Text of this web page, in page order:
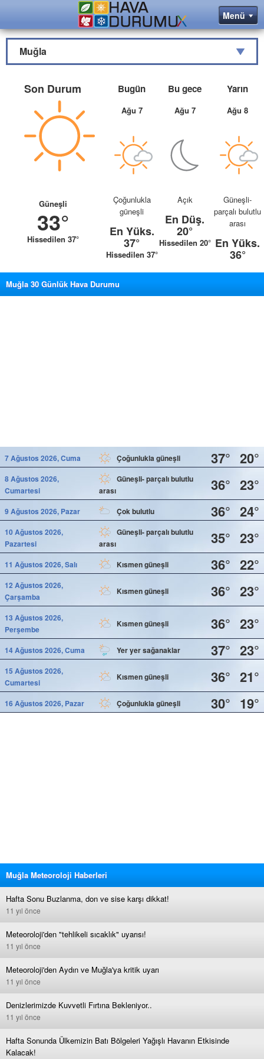
Muğla
Son Durum
Güneşli
33°
Hissedilen 37°
Bugün
Ağu 7
Çoğunlukla
güneşli
En Yüks.
37°
Hissedilen 37°
Bu gece
Ağu 7
Açık
En Düş.
20°
Hissedilen 20°
Yarın
Ağu 8
Güneşli-
parçalı bulutlu
arası
En Yüks.
36°
Muğla 30 Günlük Hava Durumu
7 Ağustos 2026, Cuma Çoğunlukla güneşli 37° 20°
8 Ağustos 2026,
Cumartesi
Güneşli- parçalı bulutlu
arası
36° 23°
9 Ağustos 2026, Pazar Çok bulutlu 36° 24°
10 Ağustos 2026,
Pazartesi
Güneşli- parçalı bulutlu
arası
35° 23°
11 Ağustos 2026, Salı Kısmen güneşli 36° 22°
12 Ağustos 2026,
Çarşamba
Kısmen güneşli 36° 23°
13 Ağustos 2026,
Perşembe
Kısmen güneşli 36° 23°
14 Ağustos 2026, Cuma Yer yer sağanaklar 37° 23°
15 Ağustos 2026,
Cumartesi
Kısmen güneşli 36° 21°
16 Ağustos 2026, Pazar Çoğunlukla güneşli 30° 19°
Muğla Meteoroloji Haberleri
Hafta Sonu Buzlanma, don ve sise karşı dikkat!
11 yıl önce
Meteoroloji'den "tehlikeli sıcaklık" uyarısı!
11 yıl önce
Meteoroloji'den Aydın ve Muğla'ya kritik uyarı
11 yıl önce
Denizlerimizde Kuvvetli Fırtına Bekleniyor..
11 yıl önce
Hafta Sonunda Ülkemizin Batı Bölgeleri Yağışlı Havanın Etkisinde
Kalacak!